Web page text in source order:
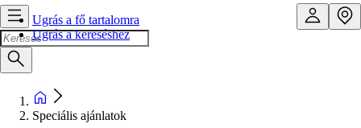
Ugrás a fő tartalomra
Ugrás a kereséshez
Speciális ajánlatok